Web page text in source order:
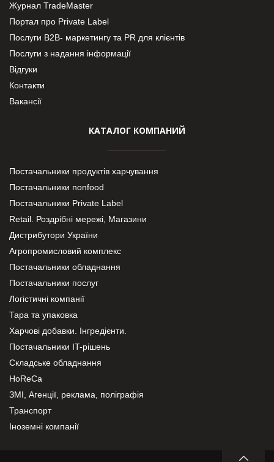
Журнал TradeMaster
Портал про Private Label
Послуги В2В- маркетингу та PR для клієнтів
Послуги з надання інформації
Відгуки
Контакти
Вакансії
КАТАЛОГ КОМПАНИЙ
Постачальники продуктів харчування
Постачальники nonfood
Постачальники Private Label
Retail. Роздрібні мережі, Магазини
Дистрибутори України
Агропромисловий комплекс
Постачальники обладнання
Постачальники послуг
Логістичні компанії
Тара та упаковка
Харчові добавки. Інгредієнти.
Постачальники IT-рішень
Складське обладнання
HoReCa
ЗМІ, Агенції, реклама, поліграфія
Транспорт
Іноземні компанії